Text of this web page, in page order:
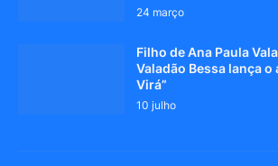
24 março
Filho de Ana Paula
Valadão Bessa lança o
Virá”
10 julho